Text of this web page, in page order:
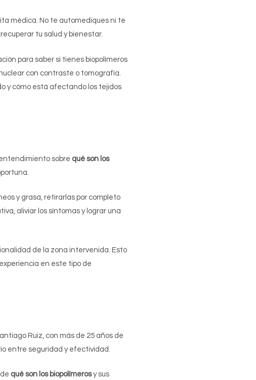
médica. No te automediques ni te
tu salud y bienestar.
para saber si tienes biopolímeros
con contraste o tomografía.
y cómo está afectando los tejidos
sobre qué son los
y grasa, retirarlas por completo
aliviar los síntomas y lograr una
de la zona intervenida. Esto
en este tipo de
Ruiz, con más de 25 años de
entre seguridad y efectividad.
qué son los biopolímerosy sus